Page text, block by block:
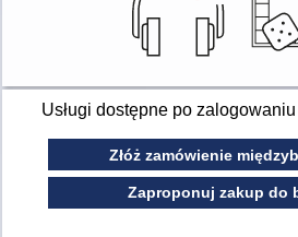
Usługi dostępne po
Złóż zamówienie
Zaproponuj zakup do